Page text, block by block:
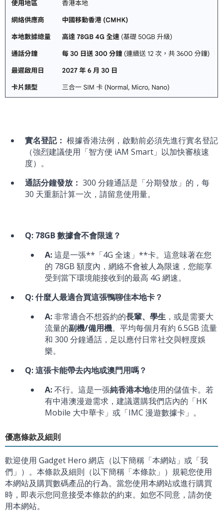
實名登記： 根據香港法例，啟動前必須先進行實名登記
（強烈建議使用「智方便 iAM Smart」以加快審核速
度）。
通話分鐘發放： 300 分鐘通話是「分期發放」的，每
30 天重新計算一次，請留意使用量。
Q: 78GB 數據會不會限速？
A:這是一張**「4G 全速」**卡。這意味著在您
的 78GB 額度內，網絡不會被人為限速，您能享
受到當下環境能接收到的最高 4G 網速。
Q: 什麼人最適合買這張鴨聊佳本地卡？
A:非常適合不想簽約的長輩、學生 ，或是需要大
流量的副機/備用機。平均每個月有約 6.5GB 流量
和 300 分鐘通話，足以應付日常社交與輕度娛
樂。
Q: 這張卡能帶去內地或澳門用嗎？
A:不行。這是一張純香港本地使用的儲值卡。若
有中港澳漫遊需求，建議選購我們店內的「HK
Mobile 大中華卡」或「IMC 漫遊數據卡」。
優惠條款及細則
歡迎使用 Gadget Hero 網店（以下簡稱「本網站」或「我
們」）。本條款及細則（以下簡稱「本條款」）規範您使用
本網站及購買數碼產品的行為。當您使用本網站或進行購買
時，即表示您同意接受本條款的約束。如您不同意，請勿使
用本網站。